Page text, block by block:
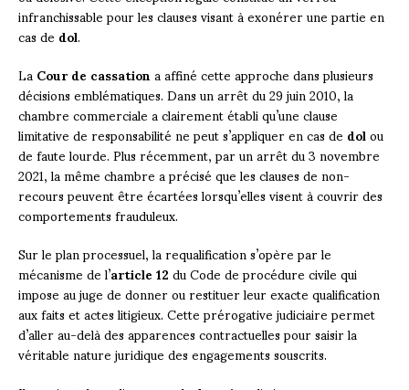
infranchissable pour les clauses visant à exonérer une partie en
cas dedol.
LaCour de cassationa affiné cette approche dans plusieurs
décisions emblématiques. Dans un arrêt du 29 juin 2010, la
chambre commerciale a clairement établi qu’une clause
limitative de responsabilité ne peut s’appliquer en cas dedolou
de faute lourde. Plus récemment, par un arrêt du 3 novembre
2021, la même chambre a précisé que les clauses de non-
recours peuvent être écartées lorsqu’elles visent à couvrir des
comportements frauduleux.
Sur le plan processuel, la requalification s’opère par le
mécanisme de l’article 12du Code de procédure civile qui
impose au juge de donner ou restituer leur exacte qualification
aux faits et actes litigieux. Cette prérogative judiciaire permet
d’aller au-delà des apparences contractuelles pour saisir la
véritable nature juridique des engagements souscrits.